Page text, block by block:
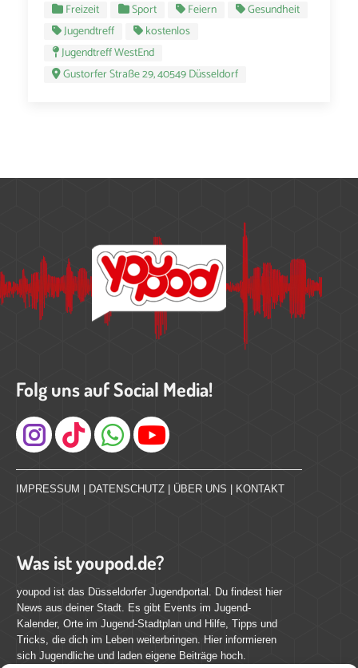
Freizeit Sport Feiern
Gesundheit
Jugendtreff
kostenlos
Jugendtreff WestEnd
Gustorfer Straße 29, 40549 Düsseldorf
Folg uns auf Social Media!
Instagram
IMPRESSUM DATENSCHUTZ ÜBER UNS KONTAKT
Was ist youpod.de?
youpod ist das Düsseldorfer Jugendportal. Du findest hier
News aus deiner Stadt. Es gibt Events im Jugend-
Kalender, Orte im Jugend-Stadtplan und Hilfe, Tipps und
Tricks, die dich im Leben weiterbringen. Hier informieren
sich Jugendliche und laden eigene Beiträge hoch.